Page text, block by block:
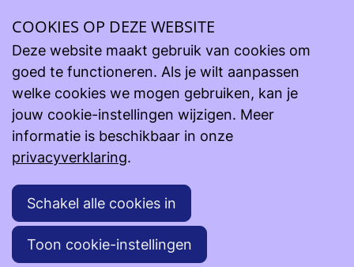
Steun onze projecten
Lopende projecten
Missionarissen van Afrika vzw - Projecten Witte Paters -
Missionarissen van Afrika vzw - Projecten Witte
Paters - Congo
Projecten Witte Paters
Uw hulp voor dit project! Waarvoor dank.
BE66 7380 3734 7143 (Kontinenten vzw)
Noteer bij al uw giften volgende mededeling:
Witte Paters + naam van pater /
COOKIES OP DEZE WEBSITE
Deze website maakt gebruik van cookies om
goed te functioneren. Als je wilt aanpassen
welke cookies we mogen gebruiken, kan je
jouw cookie-instellingen wijzigen. Meer
informatie is beschikbaar in onze
privacyverklaring.
Schakel alle cookies in
Toon cookie-instellingen